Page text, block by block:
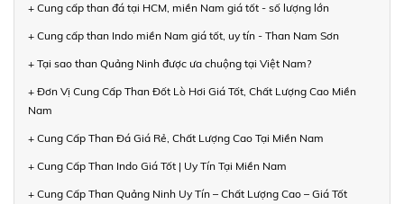
+ Cung cấp than đá tại HCM, miền Nam giá tốt - số lượng lớn
+ Cung cấp than Indo miền Nam giá tốt, uy tín - Than Nam Sơn
+ Tại sao than Quảng Ninh được ưa chuộng tại Việt Nam?
+ Đơn Vị Cung Cấp Than Đốt Lò Hơi Giá Tốt, Chất Lượng Cao Miền
Nam
+ Cung Cấp Than Đá Giá Rẻ, Chất Lượng Cao Tại Miền Nam
+ Cung Cấp Than Indo Giá Tốt | Uy Tín Tại Miền Nam
+ Cung Cấp Than Quảng Ninh Uy Tín – Chất Lượng Cao – Giá Tốt